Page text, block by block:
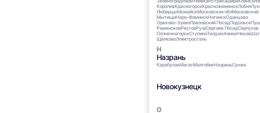
КоролевКрасногорскКраснознаменскЛобня
ЛюберцыМожайскМосковская облМосковский
МытищиНаро-ФоминскНогинскОдинцово
Орехово-ЗуевоПавловский ПосадПодольск
РаменскоеРеутовРузаСергиев ПосадСерпухов
СолнечногорскСтупиноТалдомХимкиЧехов
ЩелковоЭлектросталь
Назрань
КарабулакМагасМалгобекНазраньСунжа
Новокузнецк